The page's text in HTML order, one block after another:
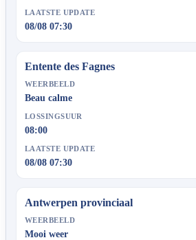
LAATSTE UPDATE
08/08 07:30
Entente des Fagnes
WEERBEELD
Beau calme
LOSSINGSUUR
08:00
LAATSTE UPDATE
08/08 07:30
Antwerpen provinciaal
WEERBEELD
Mooi weer